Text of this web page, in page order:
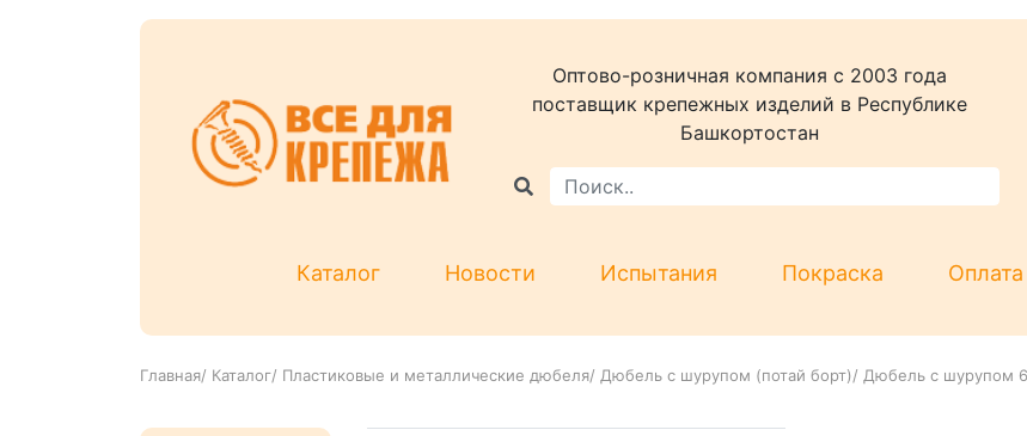
Оптово-розничная компания c 2003 года
поставщик крепежных изделий в Республике
Башкортостан
Каталог Новости Испытания Покраска
Главная/ Каталог/ Пластиковые и металлические дюбеля/ Дюбель с шурупом (потай борт)/ Дюбель с шурупом